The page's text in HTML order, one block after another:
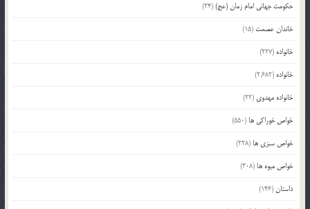
حکومت جهانی امام زمان (عج)(24)
خاندان عصمت (15)
خانواده (227)
خانواده (2,682)
خانواده مهدوی (22)
خواص خوراکی ها (550)
خواص سبزی ها (228)
خواص میوه ها (308)
داستان(146)